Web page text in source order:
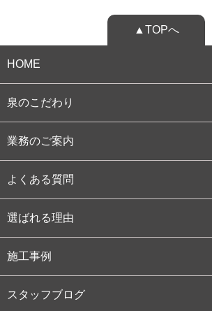
▲TOPへ
HOME
泉のこだわり
業務のご案内
よくある質問
選ばれる理由
施工事例
スタッフブログ